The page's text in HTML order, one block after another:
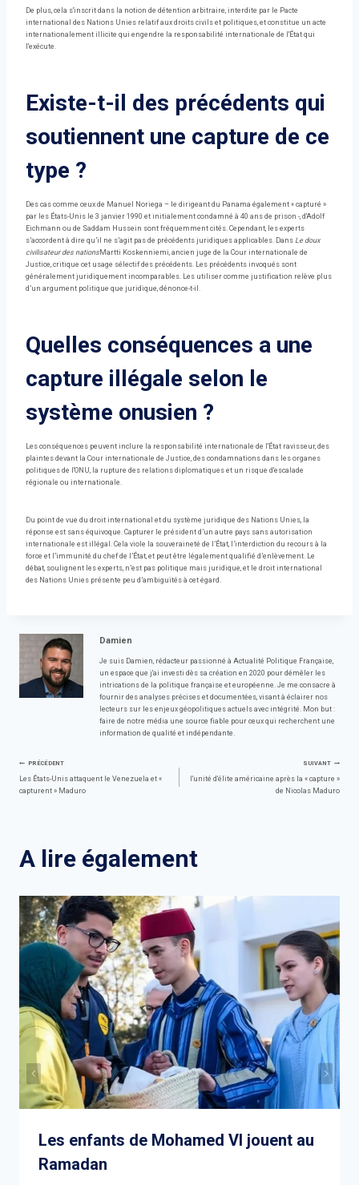
De plus, cela s'inscrit dans la notion de détention arbitraire, interdite par le Pacte
international des Nations Unies relatif aux droits civils et politiques, et constitue un acte
internationalement illicite qui engendre la responsabilité internationale de l'État qui
l'exécute.
Existe-t-il des précédents qui
soutiennent une capture de ce
type ?
Des cas comme ceux de Manuel Noriega – le dirigeant du Panama également « capturé »
par les États-Unis le 3 janvier 1990 et initialement condamné à 40 ans de prison -, d'Adolf
Eichmann ou de Saddam Hussein sont fréquemment cités. Cependant, les experts
s’accordent à dire qu’il ne s’agit pas de précédents juridiques applicables. Dans Le doux
civilisateur des nationsMartti Koskenniemi, ancien juge de la Cour internationale de
Justice, critique cet usage sélectif des précédents. Les précédents invoqués sont
généralement juridiquement incomparables. Les utiliser comme justification relève plus
d’un argument politique que juridique, dénonce-t-il.
Quelles conséquences a une
capture illégale selon le
système onusien ?
Les conséquences peuvent inclure la responsabilité internationale de l'État ravisseur, des
plaintes devant la Cour internationale de Justice, des condamnations dans les organes
politiques de l'ONU, la rupture des relations diplomatiques et un risque d'escalade
régionale ou internationale.
Du point de vue du droit international et du système juridique des Nations Unies, la
réponse est sans équivoque. Capturer le président d’un autre pays sans autorisation
internationale est illégal. Cela viole la souveraineté de l’État, l’interdiction du recours à la
force et l’immunité du chef de l’État, et peut être légalement qualifié d’enlèvement. Le
débat, soulignent les experts, n’est pas politique mais juridique, et le droit international
des Nations Unies présente peu d’ambiguïtés à cet égard.
Damien
Je suis Damien, rédacteur passionné à Actualité Politique Française,
un espace que j'ai investi dès sa création en 2020 pour démêler les
intrications de la politique française et européenne. Je me consacre à
fournir des analyses précises et documentées, visant à éclairer nos
lecteurs sur les enjeux géopolitiques actuels avec intégrité. Mon but :
faire de notre média une source fiable pour ceux qui recherchent une
information de qualité et indépendante.
Navigation
PRÉCÉDENT
Les États-Unis attaquent le Venezuela et «
capturent » Maduro
SUIVANT
l'unité d'élite américaine après la « capture »
de Nicolas Maduro
A lire également
Les enfants de Mohamed VI jouent au
Ramadan